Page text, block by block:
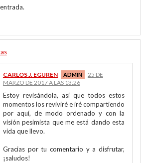
CARLOS J. EGUREN
25 DE
MARZO DE 2017 A LAS 13:26
Estoy revisándola, así que todos estos
momentos los reviviré e iré compartiendo
por aquí, de modo ordenado y con la
visión pesimista que me está dando esta
vida que llevo.
Gracias por tu comentario y a disfrutar,
¡saludos!